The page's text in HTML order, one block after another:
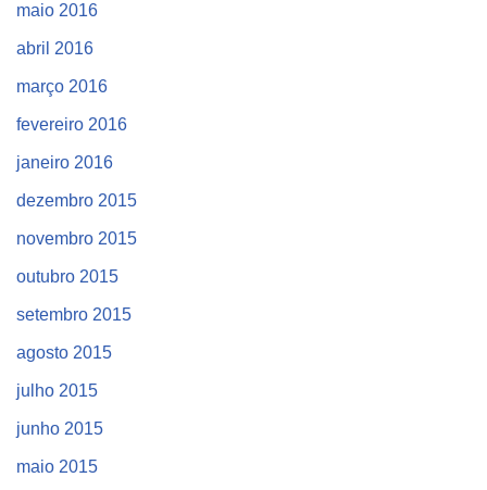
maio 2016
abril 2016
março 2016
fevereiro 2016
janeiro 2016
dezembro 2015
novembro 2015
outubro 2015
setembro 2015
agosto 2015
julho 2015
junho 2015
maio 2015